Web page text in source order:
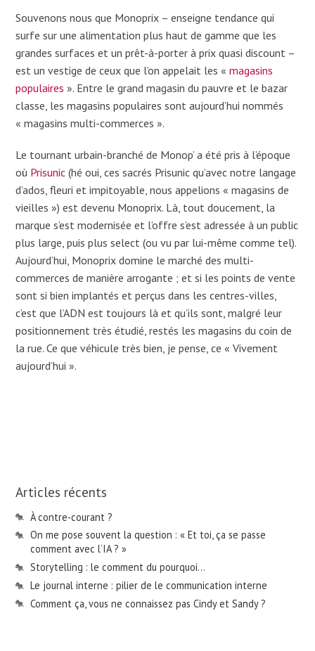
Souvenons nous que Monoprix – enseigne tendance qui
surfe sur une alimentation plus haut de gamme que les
grandes surfaces et un prêt-à-porter à prix quasi discount –
est un vestige de ceux que l’on appelait les «magasins
populaires ». Entre le grand magasin du pauvre et le bazar
classe, les magasins populaires sont aujourd’hui nommés
« magasins multi-commerces ».
Le tournant urbain-branché de Monop’ a été pris à l’époque
où Prisunic (hé oui, ces sacrés Prisunic qu’avec notre langage
d’ados, fleuri et impitoyable, nous appelions « magasins de
vieilles ») est devenu Monoprix. Là, tout doucement, la
marque s’est modernisée et l’offre s’est adressée à un public
plus large, puis plus select (ou vu par lui-même comme tel).
Aujourd’hui, Monoprix domine le marché des multi-
commerces de manière arrogante ; et si les points de vente
sont si bien implantés et perçus dans les centres-villes,
c’est que l’ADN est toujours là et qu’ils sont, malgré leur
positionnement très étudié, restés les magasins du coin de
la rue. Ce que véhicule très bien, je pense, ce « Vivement
aujourd’hui ».
Articles récents
À contre-courant ?
On me pose souvent la question : « Et toi, ça se passe
comment avec l’IA ? »
Storytelling : le comment du pourquoi…
Le journal interne : pilier de le communication interne
Comment ça, vous ne connaissez pas Cindy et Sandy ?